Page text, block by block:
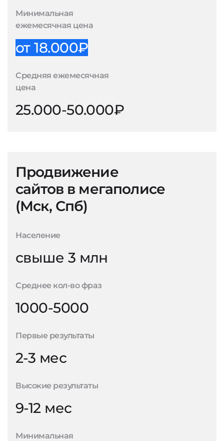
Минимальная
ежемесячная цена
от 18.000₽
Средняя ежемесячная
цена
25.000-50.000₽
Продвижение
сайтов в мегаполисе
(Мск, Спб)
Население
свыше 3 млн
Среднее кол-во фраз
1000-5000
Первые результаты
2-3 мес
Высокие результаты
9-12 мес
Минимальная